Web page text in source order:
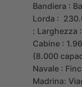
Bandiera :
Lorda :
: Larghezza :
Cabine :
(8.000
Navale :
Madrina: